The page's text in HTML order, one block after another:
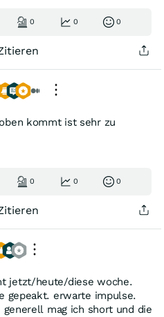
0 0 0
kommt ist sehr zu
0 0 0
jetzt/heute/diese woche.
gepeakt. erwarte impulse.
mag ich short und die